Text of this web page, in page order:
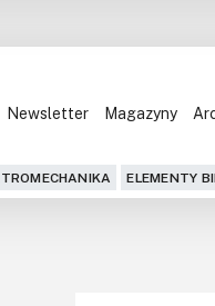
Newsletter Magazyny
ELEMENTY